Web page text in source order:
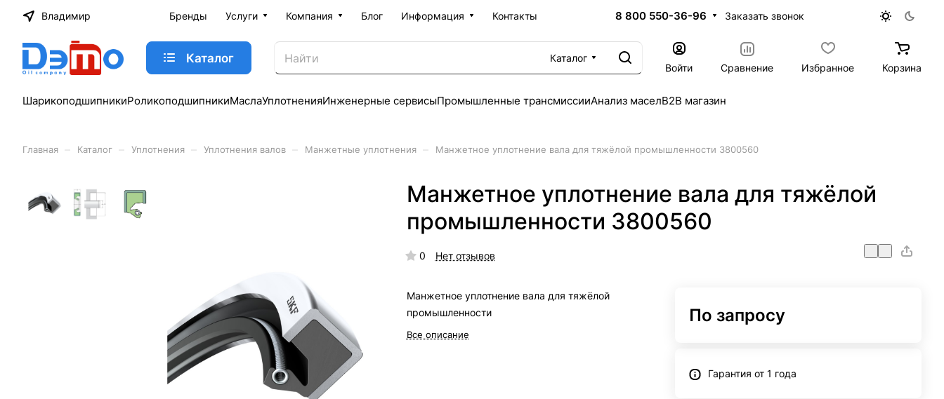
Владимир Бренды Услуги Компания Блог Информация Контакты 8 800 550-36-96 Заказать звонок
Каталог
Каталог
Войти
Сравнение Избранное Корзина
ШарикоподшипникиРоликоподшипникиМаслаУплотненияИнженерные сервисыПромышленные трансмиссииАнализ маселB2B магазин
Главная Каталог Уплотнения Уплотнения валов Манжетные уплотнения Манжетное уплотнение вала для тяжёлой промышленности 3800560
Манжетное уплотнение вала для тяжёлой
промышленности 3800560
0 Нет отзывов
Манжетное уплотнение вала для тяжёлой
промышленности
Все описание
По запросу
Гарантия от 1 года